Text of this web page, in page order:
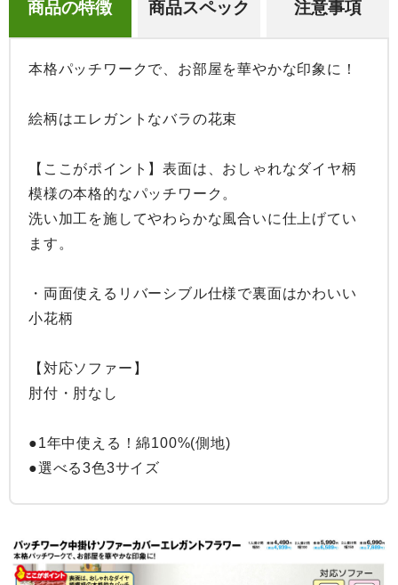
商品の特徴 商品スペック 注意事項
本格パッチワークで、お部屋を華やかな印象に！
絵柄はエレガントなバラの花束
【ここがポイント】表面は、おしゃれなダイヤ柄
模様の本格的なパッチワーク。
洗い加工を施してやわらかな風合いに仕上げてい
ます。
・両面使えるリバーシブル仕様で裏面はかわいい
小花柄
【対応ソファー】
肘付・肘なし
●1年中使える！綿100%(側地)
●選べる3色3サイズ